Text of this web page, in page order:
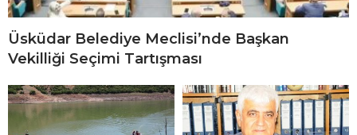
Üsküdar Belediye Meclisi’nde Başkan
Vekilliği Seçimi Tartışması